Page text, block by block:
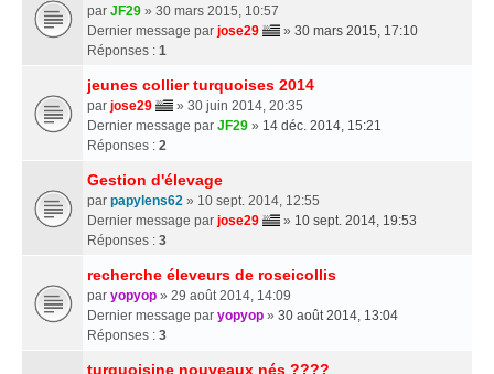
par JF29 » 30 mars 2015, 10:57
Dernier message par jose29 » 30 mars 2015, 17:10
Réponses : 1
jeunes collier turquoises 2014
par jose29
» 30 juin 2014, 20:35
Dernier message par JF29 » 14 déc. 2014, 15:21
Réponses : 2
Gestion d'élevage
par papylens62 » 10 sept. 2014, 12:55
Dernier message par jose29 » 10 sept. 2014, 19:53
Réponses : 3
recherche éleveurs de roseicollis
par yopyop » 29 août 2014, 14:09
Dernier message par yopyop » 30 août 2014, 13:04
Réponses : 3
turquoisine nouveaux nés ????